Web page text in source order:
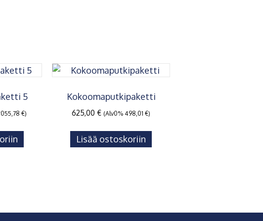
5
€)
Kokoomaputkipaketti
625,00 € (Alv0%498,01€)
Lisää ostoskoriin